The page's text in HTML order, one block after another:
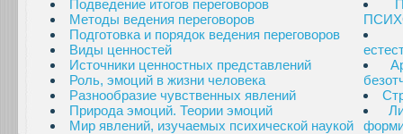
Подведение итогов переговоров
Методы ведения переговоров
Подготовка и порядок ведения переговоров
Виды ценностей
Источники ценностных представлений
Роль, эмоций в жизни человека
Разнообразие чувственных явлений
Природа эмоций. Теории эмоций
Мир явлений, изучаемых психической наукой